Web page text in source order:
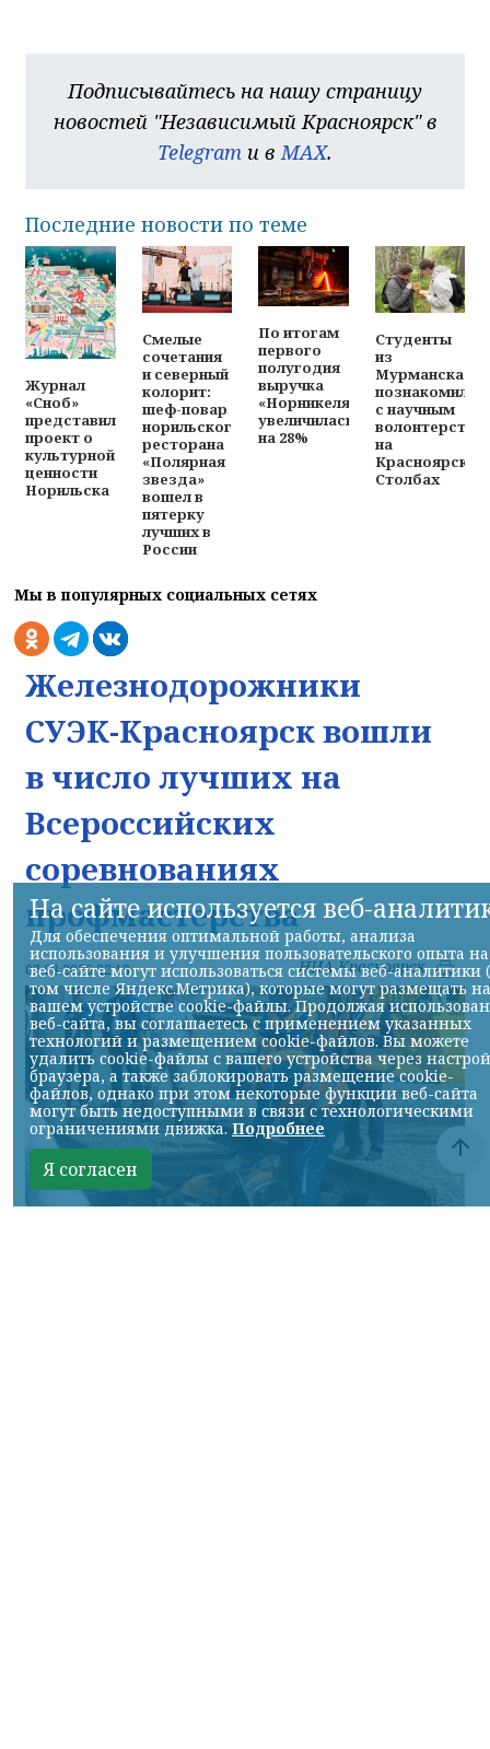
Подписывайтесь на нашу страницу
новостей "Независимый Красноярск" в
Telegram и в MAX.
Последние новости по теме
Журнал
«Сноб»
представил
проект о
культурной
ценности
Норильска
Смелые
сочетания
и северный
колорит:
шеф-повар
норильского
ресторана
«Полярная
звезда»
вошел в
пятерку
лучших в
России
По итогам
первого
полугодия
выручка
«Норникеля»
увеличилась
на 28%
Студенты
из
Мурманска
с научным
на
Красноярских
Столбах
Мы в популярных социальных сетях
Железнодорожники
СУЭК-Красноярск вошли
в число лучших на
Всероссийских
соревнованиях
профмастерства
07.08.2026 22:13 НИА-Красноярск
На сайте используется веб-
Для обеспечения оптимальной работы, анализа
использования и улучшения пользовательского опыта на
веб-сайте могут использоваться системы веб-аналитики
том числе Яндекс.Метрика), которые могут размещать на
вашем устройстве cookie-файлы. Продолжая
веб-сайта, вы соглашаетесь с применением указанных
технологий и размещением cookie-файлов. Вы можете
удалить cookie-файлы с вашего устройства через
браузера, а также заблокировать размещение cookie-
файлов, однако при этом некоторые функции веб-сайта
могут быть недоступными в связи с технологическими
ограничениями движка.Подробнее
Я согласен